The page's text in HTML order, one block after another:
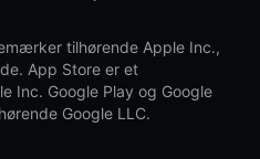
tilhørende Apple Inc.,
App Store er et
Inc. Google Play og Google
Google LLC.